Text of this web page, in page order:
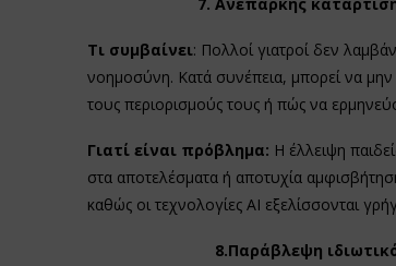
Τι συμβαίνει: Πολλοί γιατροί δεν
νοημοσύνη. Κατά συνέπεια, μπορεί να
τους περιορισμούς τους ή πώς να
Γιατί είναι πρόβλημα: Η έλλειψη
στα αποτελέσματα ή αποτυχία
καθώς οι τεχνολογίες AI εξελίσσονται
8.Παράβλεψη